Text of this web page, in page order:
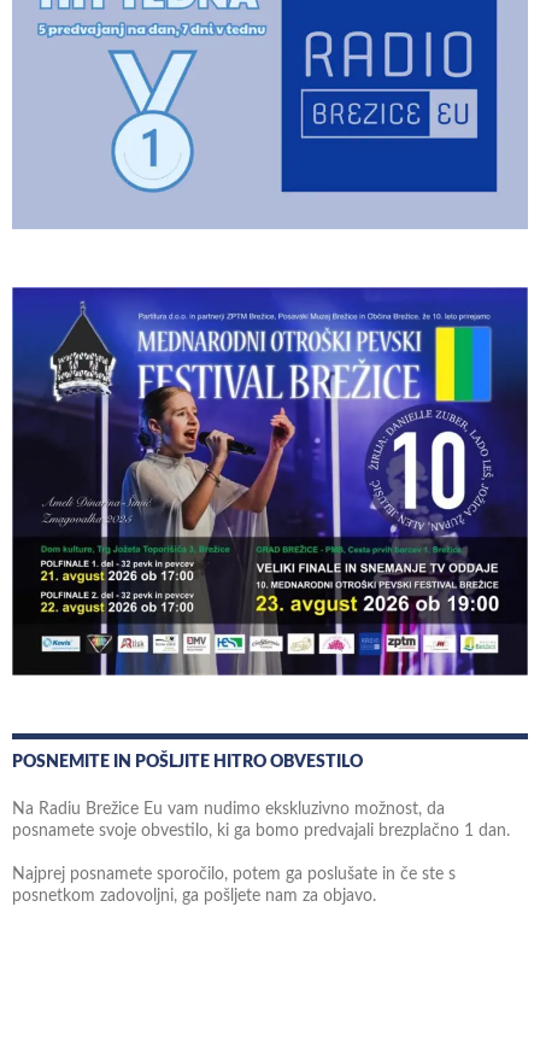
POSNEMITE IN POŠLJITE HITRO OBVESTILO
Na Radiu Brežice Eu vam nudimo ekskluzivno možnost, da
posnamete svoje obvestilo, ki ga bomo predvajali brezplačno 1 dan.
Najprej posnamete sporočilo, potem ga poslušate in če ste s
posnetkom zadovoljni, ga pošljete nam za objavo.